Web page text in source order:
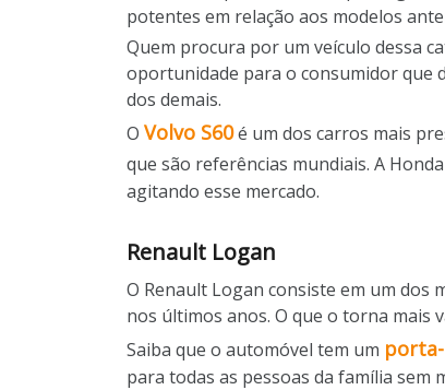
potentes em relação aos modelos
Quem procura por um veículo dessa
oportunidade para o consumidor que
dos demais.
O Volvo S60é um dos carros mais
que são referências mundiais. A
agitando esse mercado.
Renault Logan
O Renault Logan consiste em um dos
nos últimos anos. O que o torna mais
Saiba que o automóvel tem um
para todas as pessoas da família sem